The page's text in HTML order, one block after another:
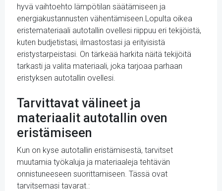
hyvä vaihtoehto lämpötilan säätämiseen ja
energiakustannusten vähentämiseen.Lopulta oikea
eristemateriaali autotallin ovellesi riippuu eri tekijöistä,
kuten budjetistasi, ilmastostasi ja erityisistä
eristystarpeistasi. On tärkeää harkita näitä tekijöitä
tarkasti ja valita materiaali, joka tarjoaa parhaan
eristyksen autotallin ovellesi.
Tarvittavat välineet ja
materiaalit autotallin oven
eristämiseen
Kun on kyse autotallin eristämisestä, tarvitset
muutamia työkaluja ja materiaaleja tehtävän
onnistuneeseen suorittamiseen. Tässä ovat
tarvitsemasi tavarat.: